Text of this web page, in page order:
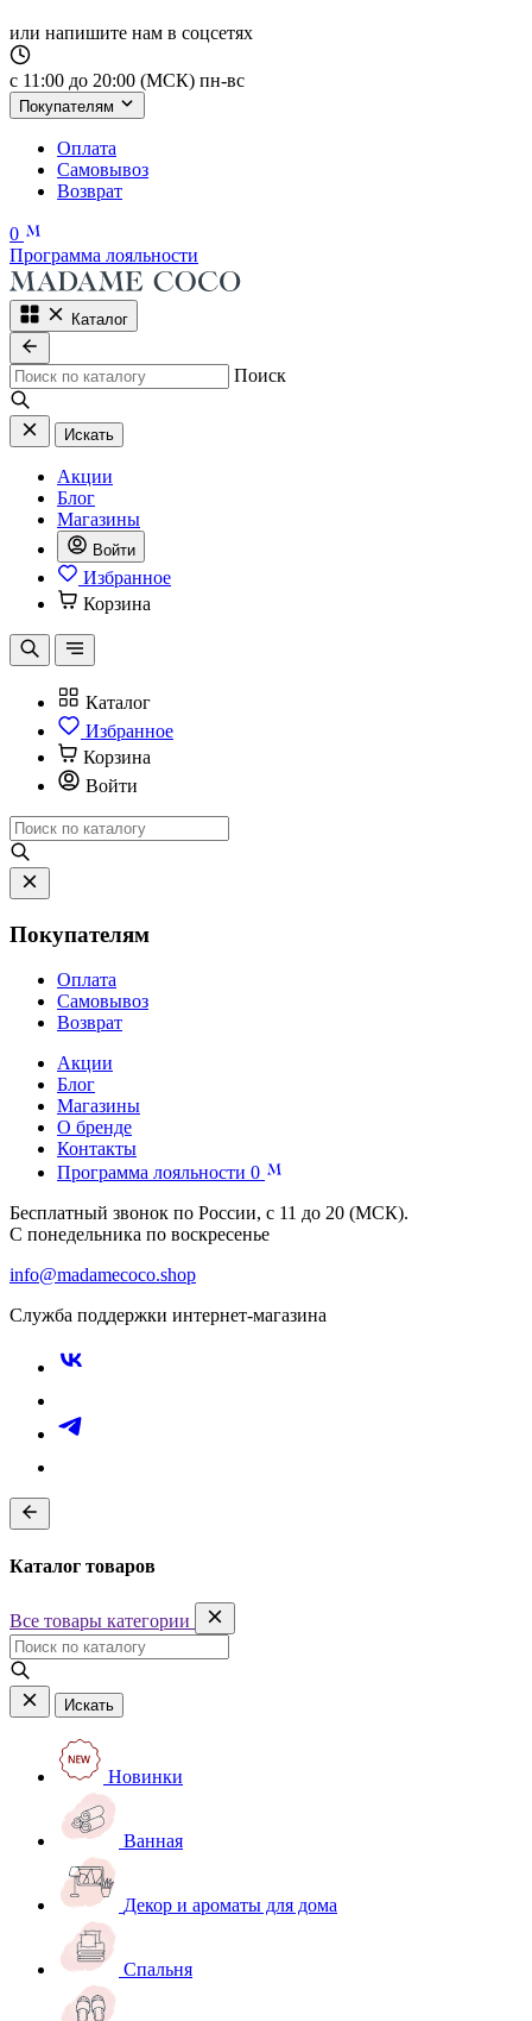
или напишите нам в соцсетях
с 11:00 до 20:00 (МСК) пн-вс
Покупателям
Оплата
Самовывоз
Возврат
0
Программа лояльности
Каталог
Поиск
Искать
Акции
Блог
Магазины
Войти
Избранное
Корзина
Каталог
Избранное
Корзина
Войти
Покупателям
Оплата
Самовывоз
Возврат
Акции
Блог
Магазины
О бренде
Контакты
Программа лояльности 0
Бесплатный звонок по России, с 11 до 20 (МСК).
С понедельника по воскресенье
info@madamecoco.shop
Служба поддержки интернет-магазина
Каталог товаров
Все товары категории
Искать
Новинки
Ванная
Декор и ароматы для дома
Спальня